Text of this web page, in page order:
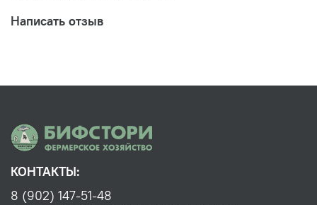
Написать отзыв
КОНТАКТЫ:
8 (902) 147-51-48